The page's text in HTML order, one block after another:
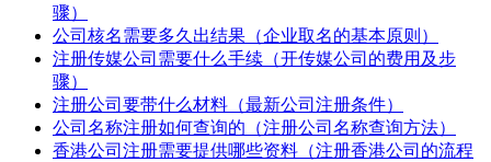
骤）
公司核名需要多久出结果（企业取名的基本原则）
注册传媒公司需要什么手续（开传媒公司的费用及步
骤）
注册公司要带什么材料（最新公司注册条件）
公司名称注册如何查询的（注册公司名称查询方法）
香港公司注册需要提供哪些资料（注册香港公司的流程